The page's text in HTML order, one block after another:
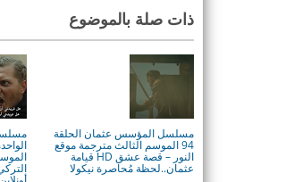
ذات صلة بالموضوع
مسلسل المؤسس عثمان الحلقة
94 الموسم الثالث مترجمة موقع
النور – قصة عشق HD قيامة
عثمان..لحظة مُحاصرة نيكولا